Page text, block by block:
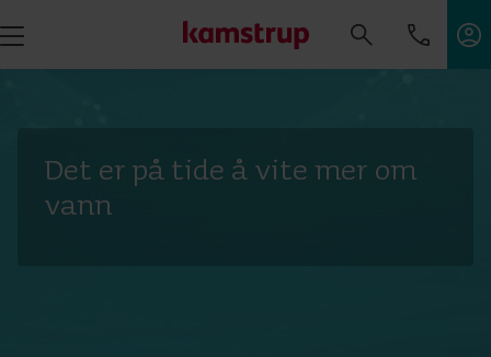
Det er på tide å vite mer om
vann